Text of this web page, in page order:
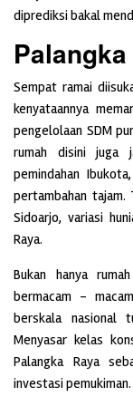
diprediksi bakal
Sempat ramai
kenyataannya
pengelolaan SDM
rumah disini juga
pemindahan
pertambahan tajam.
Sidoarjo, variasi
Raya.
Bukan hanya
bermacam –
berskala nasional
Menyasar kelas
Palangka Raya
investasi pemukiman.